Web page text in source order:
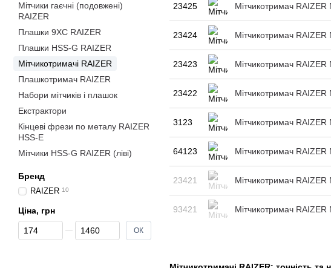
23425 Мітчикотримач
23424 Мітчикотримач
23423 Мітчикотримач
23422 Мітчикотримач
3123 Мітчикотримач
64123 Мітчикотримач
23421 Мітчикотримач
93421 Мітчикотримач
Мітчики гаєчні (подовжені)
RAIZER
Плашки 9ХС RAIZER
Плашки HSS-G RAIZER
Мітчикотримачі RAIZER
Плашкотримач RAIZER
Набори мітчиків і плашок
Екстрактори
Кінцеві фрези по металу RAIZER
HSS-E
Мітчики HSS-G RAIZER (ліві)
Бренд
RAIZER 10
Ціна, грн
Від Ціна, грн
До Ціна, грн ОК